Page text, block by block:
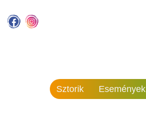
Sztorik Események